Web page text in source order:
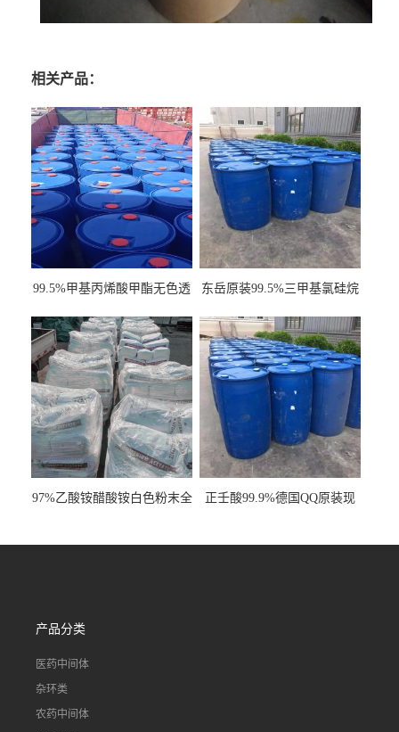
相关产品：
99.5%甲基丙烯酸甲酯无色透
东岳原装99.5%三甲基氯硅烷
97%乙酸铵醋酸铵白色粉末全
正壬酸99.9%德国QQ原装现
产品分类
医药中间体
杂环类
农药中间体